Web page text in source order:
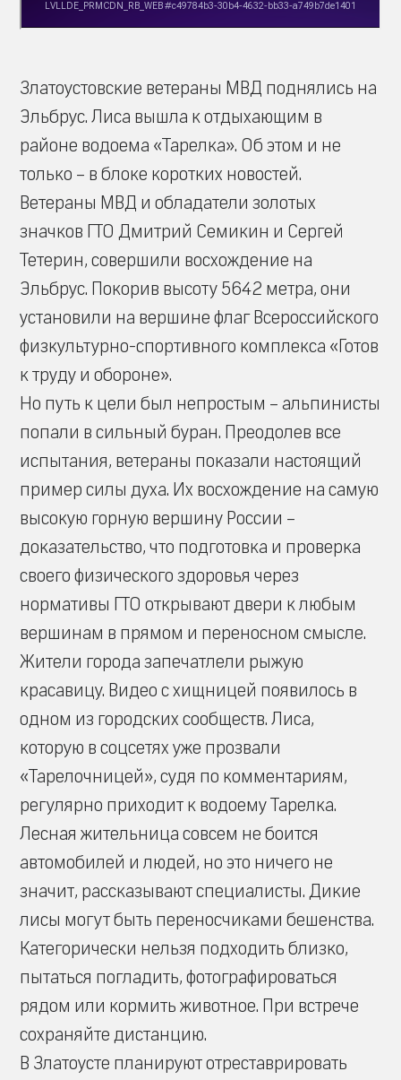
Златоустовские ветераны МВД поднялись на
Эльбрус. Лиса вышла к отдыхающим в
районе водоема «Тарелка». Об этом и не
только – в блоке коротких новостей.
Ветераны МВД и обладатели золотых
значков ГТО Дмитрий Семикин и Сергей
Тетерин, совершили восхождение на
Эльбрус. Покорив высоту 5642 метра, они
установили на вершине флаг Всероссийского
физкультурно-спортивного комплекса «Готов
к труду и обороне».
Но путь к цели был непростым – альпинисты
попали в сильный буран. Преодолев все
испытания, ветераны показали настоящий
пример силы духа. Их восхождение на самую
высокую горную вершину России –
доказательство, что подготовка и проверка
своего физического здоровья через
нормативы ГТО открывают двери к любым
вершинам в прямом и переносном смысле.
Жители города запечатлели рыжую
красавицу. Видео с хищницей появилось в
одном из городских сообществ. Лиса,
которую в соцсетях уже прозвали
«Тарелочницей», судя по комментариям,
регулярно приходит к водоему Тарелка.
Лесная жительница совсем не боится
автомобилей и людей, но это ничего не
значит, рассказывают специалисты. Дикие
лисы могут быть переносчиками бешенства.
Категорически нельзя подходить близко,
пытаться погладить, фотографироваться
рядом или кормить животное. При встрече
сохраняйте дистанцию.
В Златоусте планируют отреставрировать